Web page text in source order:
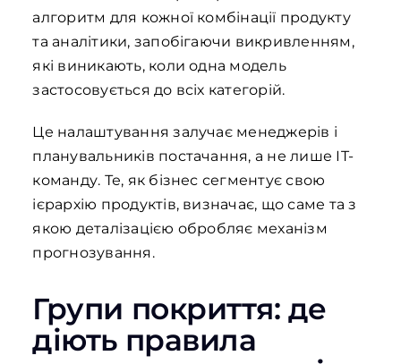
алгоритм для кожної комбінації продукту
та аналітики, запобігаючи викривленням,
які виникають, коли одна модель
застосовується до всіх категорій.
Це налаштування залучає менеджерів і
планувальників постачання, а не лише IT-
команду. Те, як бізнес сегментує свою
ієрархію продуктів, визначає, що саме та з
якою деталізацією обробляє механізм
прогнозування.
Групи покриття: де
діють правила